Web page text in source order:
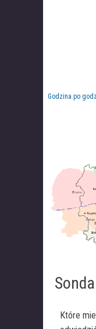
Godzina po
Sonda
Które